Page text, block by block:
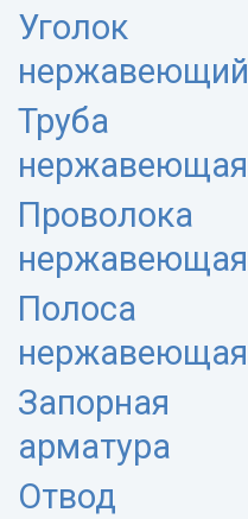
Уголок
нержавеющий
Труба
нержавеющая
Проволока
нержавеющая
Полоса
нержавеющая
Запорная
арматура
Отвод